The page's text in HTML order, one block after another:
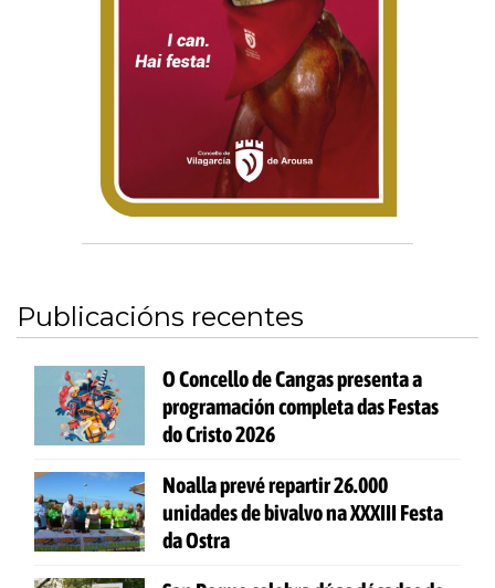
Publicacións recentes
O Concello de Cangas presenta a
programación completa das Festas
do Cristo 2026
Noalla prevé repartir 26.000
unidades de bivalvo na XXXIII Festa
da Ostra